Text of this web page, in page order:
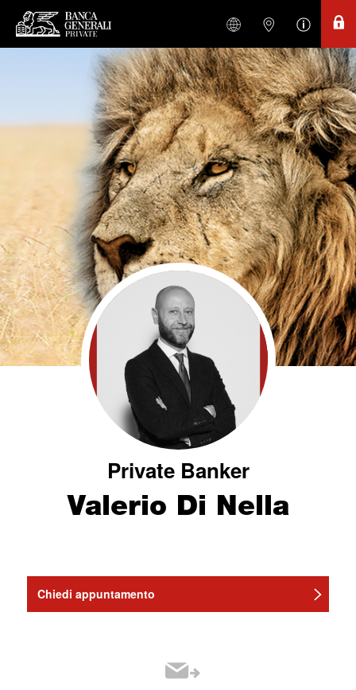
Private Banker
Valerio Di Nella
Chiedi appuntamento